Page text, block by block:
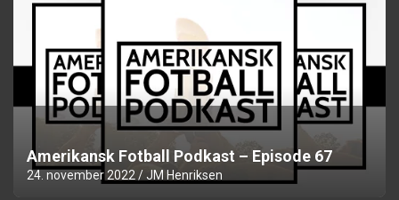
Amerikansk Fotball Podkast – Episode 67
24. november 2022 JM Henriksen